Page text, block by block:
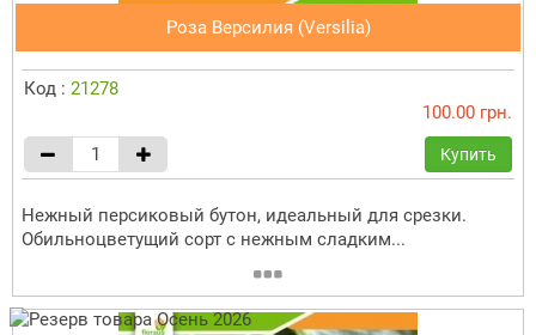
Роза Версилия (Versilia)
Код : 21278
100.00 грн.
Купить
Нежный персиковый бутон, идеальный для срезки.
Обильноцветущий сорт с нежным сладким...